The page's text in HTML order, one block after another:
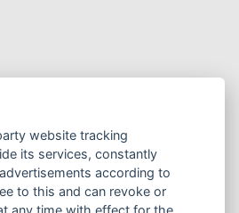
erklären
website tracking
its services, constantly
according to
to this and can revoke or